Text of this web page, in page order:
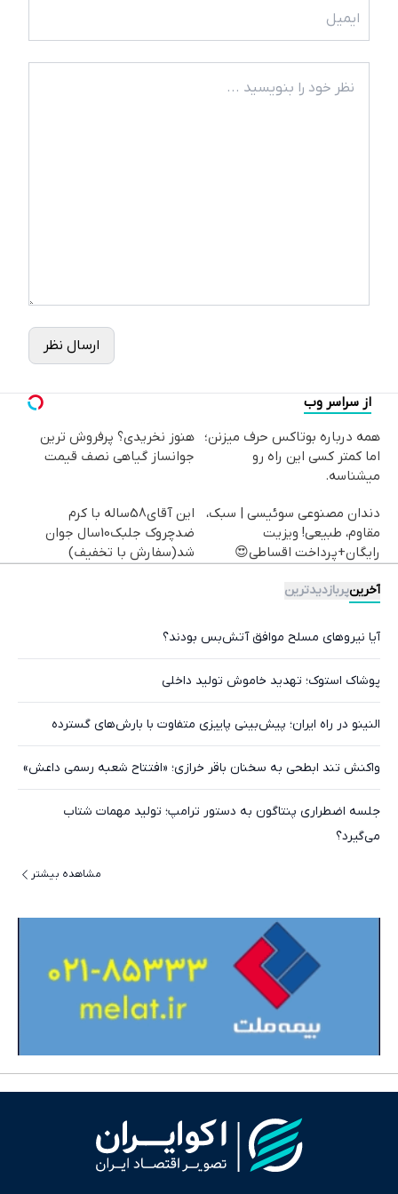
ارسال نظر
از سراسر وب
همه درباره بوتاکس حرف میزنن؛
اما کمتر کسی این راه رو
میشناسه.
هنوز نخریدی؟ پرفروش ترین
جوانساز گیاهی نصف قیمت
دندان مصنوعی سوئیسی | سبک،
مقاوم، طبیعی! ویزیت
رایگان+پرداخت اقساطی😍
این آقای58ساله با کرم
ضدچروک جلبک10سال جوان
شد(سفارش با تخفیف)
آخرینپربازدیدترین
آیا نیروهای مسلح موافق آتش‌بس بودند؟
پوشاک استوک؛ تهدید خاموش تولید داخلی
النینو در راه ایران؛ پیش‌بینی پاییزی متفاوت با بارش‌های گسترده
واکنش تند ابطحی به سخنان باقر خرازی؛ «افتتاح شعبه رسمی داعش»
جلسه اضطراری پنتاگون به دستور ترامپ؛ تولید مهمات شتاب
می‌گیرد؟
مشاهده بیشتر